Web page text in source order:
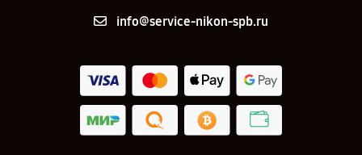
info@service-nikon-spb.ru